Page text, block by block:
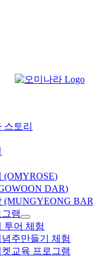
스토리
(OMYROSE)
DAR)
(MUNGYEONG
그램
투어 체험
주만들기 체험
교육 프로그램